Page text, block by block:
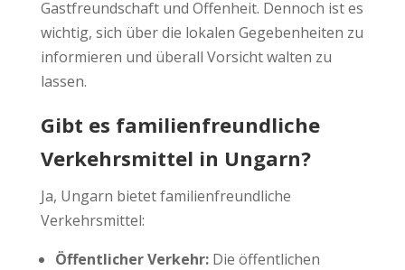
Gastfreundschaft und Offenheit. Dennoch ist es
wichtig, sich über die lokalen Gegebenheiten zu
informieren und überall Vorsicht walten zu
lassen.
Gibt es familienfreundliche
Verkehrsmittel in Ungarn?
Ja, Ungarn bietet familienfreundliche
Verkehrsmittel:
Öffentlicher Verkehr:Die öffentlichen